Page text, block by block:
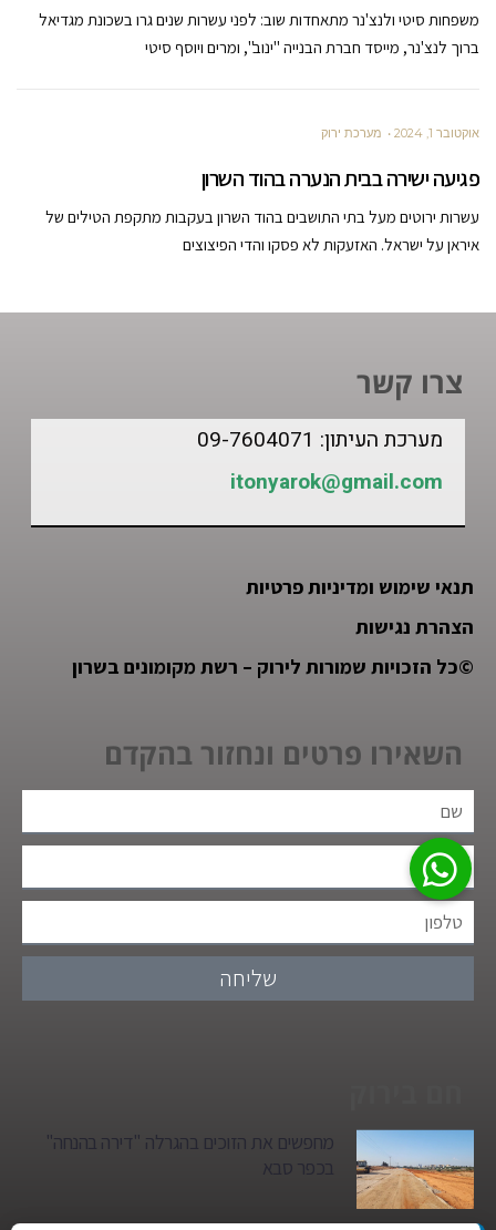
משפחות סיטי ולנצ'נר מתאחדות שוב: לפני עשרות שנים גרו בשכונת מגדיאל
ברוך לנצ'נר, מייסד חברת הבנייה "ינוב", ומרים ויוסף סיטי
אוקטובר 1, 2024 מערכת ירוק
פגיעה ישירה בבית הנערה בהוד השרון
עשרות ירוטים מעל בתי התושבים בהוד השרון בעקבות מתקפת הטילים של
איראן על ישראל. האזעקות לא פסקו והדי הפיצוצים
צרו קשר
מערכת העיתון: 09-7604071
itonyarok@gmail.com
תנאי שימוש ומדיניות פרטיות
הצהרת נגישות
©כל הזכויות שמורות לירוק – רשת מקומונים בשרון
השאירו פרטים ונחזור בהקדם
שליחה
מחפשים את הזוכים בהגרלה "דירה בהנחה"
בכפר סבא